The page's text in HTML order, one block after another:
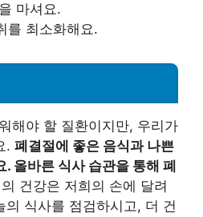
마셔요.
를 최소화해요.
해야 할 질환이지만, 우리가
. 폐결절에 좋은 음식과 나쁜
올바른 식사 습관을 통해 폐
건강은 저희의 손에 달려
의 식사를 점검하시고, 더 건